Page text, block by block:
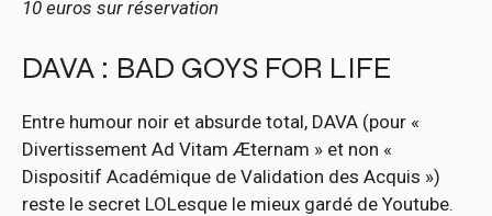
10 euros sur réservation
DAVA : BAD GOYS FOR LIFE
Entre humour noir et absurde total, DAVA (pour «
Divertissement Ad Vitam Æternam » et non «
Dispositif Académique de Validation des Acquis »)
reste le secret LOLesque le mieux gardé de Youtube.